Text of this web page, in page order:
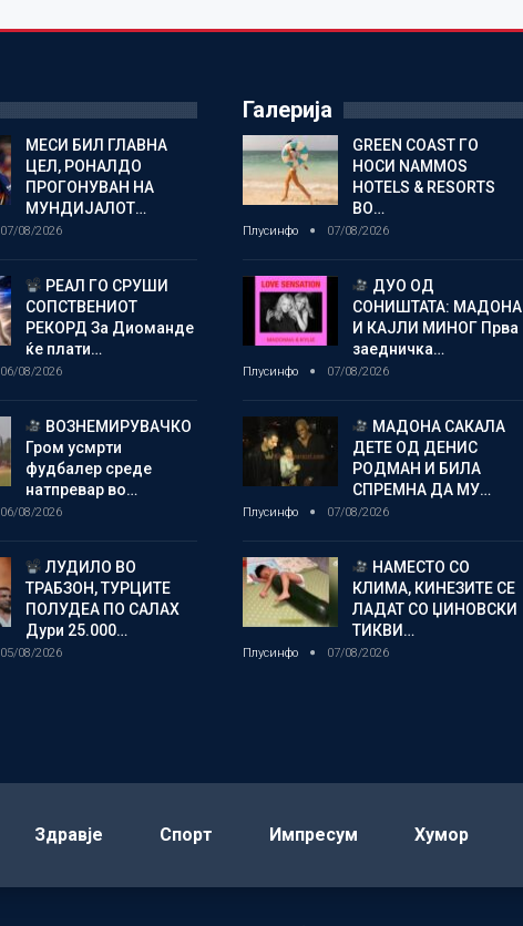
МЕСИ БИЛ ГЛАВНА
ЦЕЛ, РОНАЛДО
ПРОГОНУВАН НА
МУНДИЈАЛОТ…
07/08/2026
РЕАЛ ГО СРУШИ
СОПСТВЕНИОТ
РЕКОРД За Диоманде
ќе плати…
06/08/2026
ВОЗНЕМИРУВАЧКО
Гром усмрти
фудбалер среде
натпревар во…
06/08/2026
ЛУДИЛО ВО
ТРАБЗОН, ТУРЦИТЕ
ПОЛУДЕА ПО САЛАХ
Дури 25.000…
05/08/2026
Галерија
GREEN COAST ГО
НОСИ NAMMOS
HOTELS & RESORTS
ВО…
Плусинфо 07/08/2026
ДУО ОД
СОНИШТАТА: МАДОНА
И КАЈЛИ МИНОГ Прва
заедничка…
Плусинфо 07/08/2026
МАДОНА САКАЛА
ДЕТЕ ОД ДЕНИС
РОДМАН И БИЛА
СПРЕМНА ДА МУ…
Плусинфо 07/08/2026
НАМЕСТО СО
КЛИМА, КИНЕЗИТЕ СЕ
ЛАДАТ СО ЏИНОВСКИ
ТИКВИ…
Плусинфо 07/08/2026
Здравје Спорт Импресум Хумор